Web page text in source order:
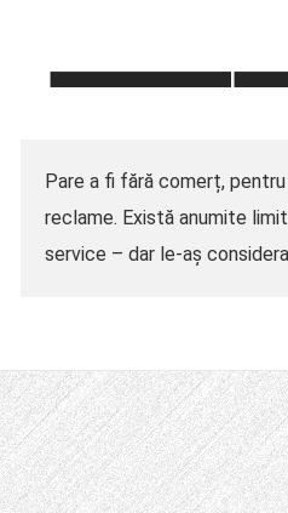
Pare a fi fără comerț,
reclame. Există anumite
service – dar le-aș